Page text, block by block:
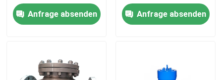
Produkte
900 Lb Flangen
geschmiedetes Ventil
NRV
Anfrage absenden
Ventile
Anfrage absenden